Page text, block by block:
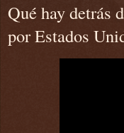
Qué hay detrás
por Estados